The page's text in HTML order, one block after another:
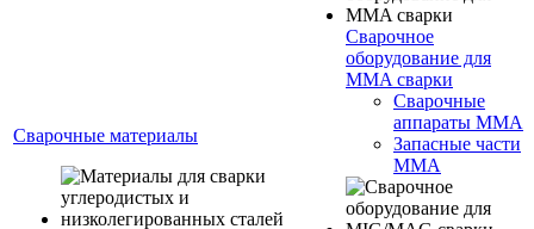
Сварочные материалы
Сварочное
оборудование для
MMA сварки
Сварочные
аппараты MMA
Запасные части
MMA